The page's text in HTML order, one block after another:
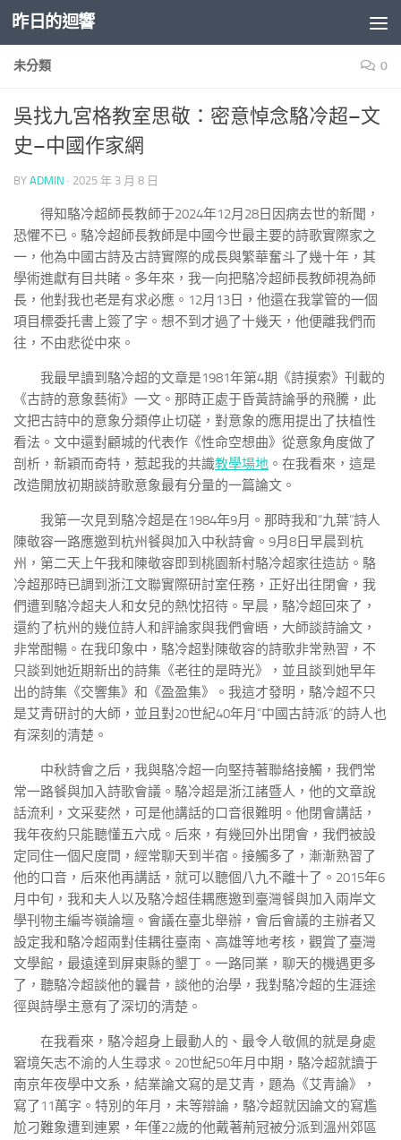
Skip to content
昨日的迴響
未分類 0
吳找九宮格教室思敬：密意悼念駱冷超–文
史–中國作家網
BY ADMIN · 2025 年 3 月 8 日
得知駱冷超師長教師于2024年12月28日因病去世的新聞，
恐懼不已。駱冷超師長教師是中國今世最主要的詩歌實際家之
一，他為中國古詩及古詩實際的成長與繁華奮斗了幾十年，其
學術進獻有目共睹。多年來，我一向把駱冷超師長教師視為師
長，他對我也老是有求必應。12月13日，他還在我掌管的一個
項目標委托書上簽了字。想不到才過了十幾天，他便離我們而
往，不由悲從中來。
我最早讀到駱冷超的文章是1981年第4期《詩摸索》刊載的
《古詩的意象藝術》一文。那時正處于昏黃詩論爭的飛騰，此
文把古詩中的意象分類停止切磋，對意象的應用提出了扶植性
看法。文中還對顧城的代表作《性命空想曲》從意象角度做了
剖析，新穎而奇特，惹起我的共識教學場地 。在我看來，這是
改造開放初期談詩歌意象最有分量的一篇論文。
我第一次見到駱冷超是在1984年9月。那時我和“九葉”詩人
陳敬容一路應邀到杭州餐與加入中秋詩會。9月8日早晨到杭
州，第二天上午我和陳敬容即到桃園新村駱冷超家往造訪。駱
冷超那時已調到浙江文聯實際研討室任務，正好出往閉會，我
們遭到駱冷超夫人和女兒的熱忱招待。早晨，駱冷超回來了，
還約了杭州的幾位詩人和評論家與我們會晤，大師談詩論文，
非常酣暢。在我印象中，駱冷超對陳敬容的詩歌非常熟習，不
只談到她近期新出的詩集《老往的是時光》，並且談到她早年
出的詩集《交響集》和《盈盈集》。我這才發明，駱冷超不只
是艾青研討的大師，並且對20世紀40年月“中國古詩派”的詩人也
有深刻的清楚。
中秋詩會之后，我與駱冷超一向堅持著聯絡接觸，我們常
常一路餐與加入詩歌會議。駱冷超是浙江諸暨人，他的文章說
話流利，文采斐然，可是他講話的口音很難明。他閉會講話，
我年夜約只能聽懂五六成。后來，有幾回外出閉會，我們被設
定同住一個尺度間，經常聊天到半宿。接觸多了，漸漸熟習了
他的口音，后來他再講話，就可以聽個八九不離十了。2015年6
月中旬，我和夫人以及駱冷超佳耦應邀到臺灣餐與加入兩岸文
學刊物主編岑嶺論壇。會議在臺北舉辦，會后會議的主辦者又
設定我和駱冷超兩對佳耦往臺南、高雄等地考核，觀賞了臺灣
文學館，最遠達到屏東縣的墾丁。一路同業，聊天的機遇更多
了，聽駱冷超談他的曩昔，談他的治學，我對駱冷超的生涯途
徑與詩學主意有了深切的清楚。
在我看來，駱冷超身上最動人的、最令人敬佩的就是身處
窘境矢志不渝的人生尋求。20世紀50年月中期，駱冷超就讀于
南京年夜學中文系，結業論文寫的是艾青，題為《艾青論》，
寫了11萬字。特別的年月，未等辯論，駱冷超就因論文的寫尷
尬刁難象遭到連累，年僅22歲的他戴著荊冠被分派到溫州郊區